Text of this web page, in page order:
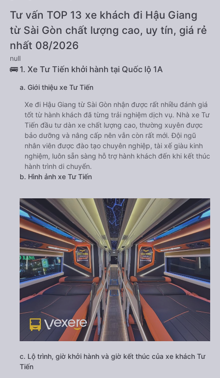
Tư vấn TOP 13 xe khách đi Hậu Giang
từ Sài Gòn chất lượng cao, uy tín, giá rẻ
nhất 08/2026
null
🚌 1. Xe Tư Tiến khởi hành tại Quốc lộ 1A
a. Giới thiệu xe Tư Tiến
Xe đi Hậu Giang từ Sài Gòn nhận được rất nhiều đánh giá
tốt từ hành khách đã từng trải nghiệm dịch vụ. Nhà xe Tư
Tiến đầu tư dàn xe chất lượng cao, thường xuyên được
bảo dưỡng và nâng cấp nên vẫn còn rất mới. Đội ngũ
nhân viên được đào tạo chuyên nghiệp, tài xế giàu kinh
nghiệm, luôn sẵn sàng hỗ trợ hành khách đến khi kết thúc
hành trình di chuyển.
b. Hình ảnh xe Tư Tiến
c. Lộ trình, giờ khởi hành và giờ kết thúc của xe khách Tư
Tiến